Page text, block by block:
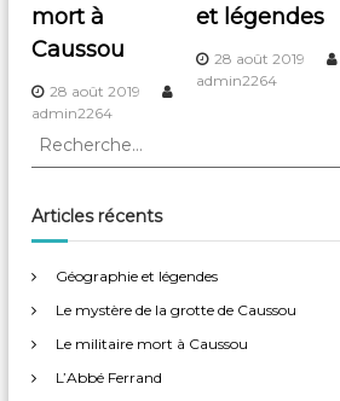
g
a
t
o
n
d
mort à
Caussou
28 août 2019
admin2264
et légendes
28 août 2019
admin2264
R
h
e
c
h
e
:
Articles récents
Géographie et légendes
Le mystère de la grotte de Caussou
Le militaire mort à Caussou
L’Abbé Ferrand